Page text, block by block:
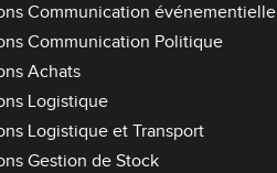
Communication événementielle
Communication Politique
Achats
Logistique
Logistique et Transport
Gestion de Stock